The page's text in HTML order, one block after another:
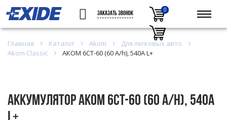
ЗАКАЗАТЬ ЗВОНОК
0
0
Главная Каталог Akom
Для легковых авто
Akom Classic
АКОМ 6CT-60 (60 A/h), 540А L+
Аккумулятор АКОМ 6CT-60 (60 A/h), 540А